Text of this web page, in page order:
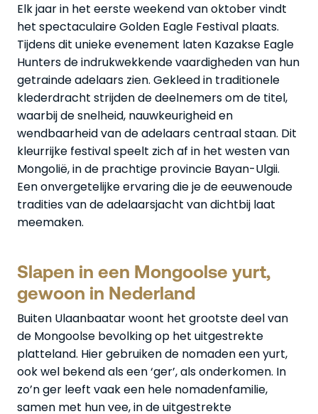
Elk jaar in het eerste weekend van oktober vindt
het spectaculaire Golden Eagle Festival plaats.
Tijdens dit unieke evenement laten Kazakse Eagle
Hunters de indrukwekkende vaardigheden van hun
getrainde adelaars zien. Gekleed in traditionele
klederdracht strijden de deelnemers om de titel,
waarbij de snelheid, nauwkeurigheid en
wendbaarheid van de adelaars centraal staan. Dit
kleurrijke festival speelt zich af in het westen van
Mongolië, in de prachtige provincie Bayan-Ulgii.
Een onvergetelijke ervaring die je de eeuwenoude
tradities van de adelaarsjacht van dichtbij laat
meemaken.
Slapen in een Mongoolse yurt,
gewoon in Nederland
Buiten Ulaanbaatar woont het grootste deel van
de Mongoolse bevolking op het uitgestrekte
platteland. Hier gebruiken de nomaden een yurt,
ook wel bekend als een ‘ger’, als onderkomen. In
zo’n ger leeft vaak een hele nomadenfamilie,
samen met hun vee, in de uitgestrekte